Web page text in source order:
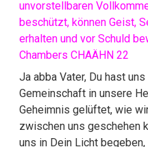
unvorstellbaren
beschützt, können Geist,
erhalten und vor Schuld
Chambers CHAÄHN 22
Ja abba Vater, Du hast
Gemeinschaft in unsere
Geheimnis gelüftet, wie
zwischen uns geschehen
uns in Dein Licht